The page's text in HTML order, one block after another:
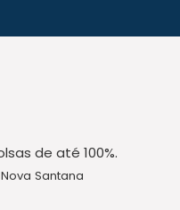
de até 100%.
Santana